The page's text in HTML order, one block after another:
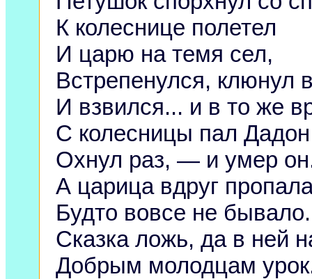
К колеснице полетел
И царю на темя сел,
Встрепенулся, клюнул
И взвился... и в то же
С колесницы пал
Охнул раз, — и умер
А царица вдруг
Будто вовсе не бывало.
Сказка ложь, да в ней
Добрым молодцам